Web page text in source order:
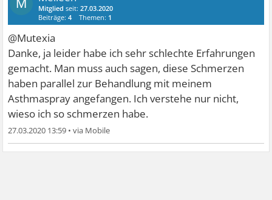
M Mitglied seit:27.03.2020
Beiträge:4 Themen: 1
@Mutexia
Danke, ja leider habe ich sehr schlechte Erfahrungen
gemacht. Man muss auch sagen, diese Schmerzen
haben parallel zur Behandlung mit meinem
Asthmaspray angefangen. Ich verstehe nur nicht,
wieso ich so schmerzen habe.
27.03.2020 13:59 •